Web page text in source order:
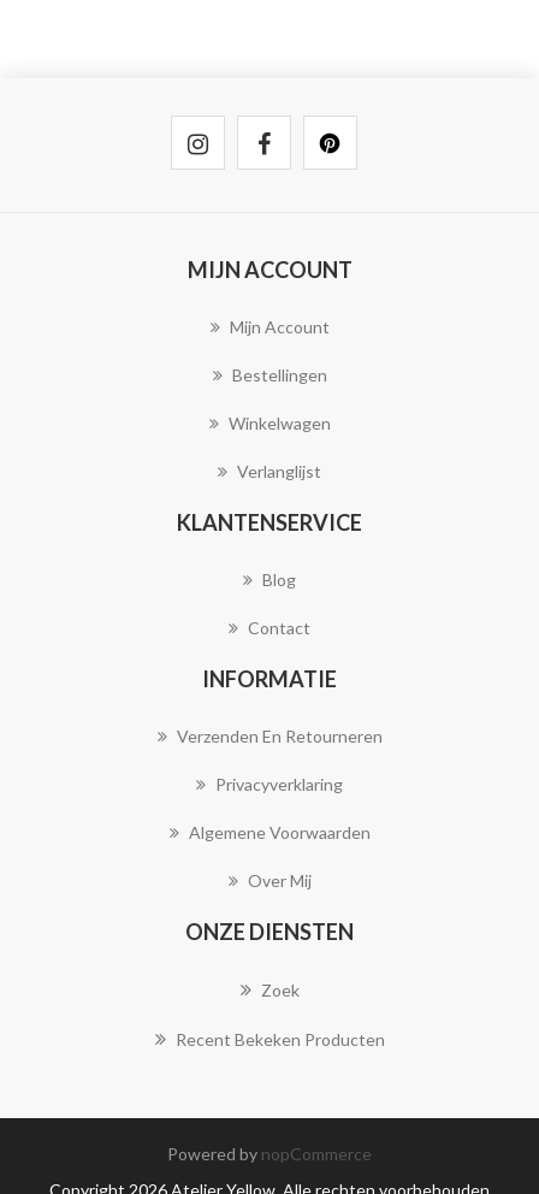
MIJN ACCOUNT
Mijn Account
Bestellingen
Winkelwagen
Verlanglijst
KLANTENSERVICE
Blog
Contact
INFORMATIE
Verzenden En Retourneren
Privacyverklaring
Algemene Voorwaarden
Over Mij
ONZE DIENSTEN
Zoek
Recent Bekeken Producten
Powered by nopCommerce
Copyright 2026 Atelier Yellow. Alle rechten voorbehouden